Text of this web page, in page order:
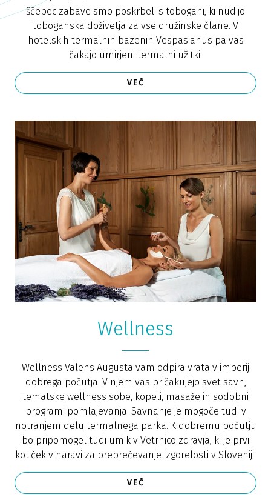
ščepec zabave smo poskrbeli s tobogani, ki nudijo
toboganska doživetja za vse družinske člane. V
hotelskih termalnih bazenih Vespasianus pa vas
čakajo umirjeni termalni užitki.
VEČ
Wellness
Wellness Valens Augusta vam odpira vrata v imperij
dobrega počutja. V njem vas pričakujejo svet savn,
tematske wellness sobe, kopeli, masaže in sodobni
programi pomlajevanja. Savnanje je mogoče tudi v
notranjem delu termalnega parka. K dobremu počutju
bo pripomogel tudi umik v Vetrnico zdravja, ki je prvi
kotiček v naravi za preprečevanje izgorelosti v Sloveniji.
VEČ